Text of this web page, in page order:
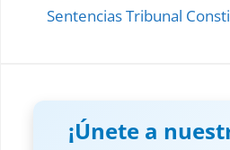
Sentencias Tribunal
¡Únete a